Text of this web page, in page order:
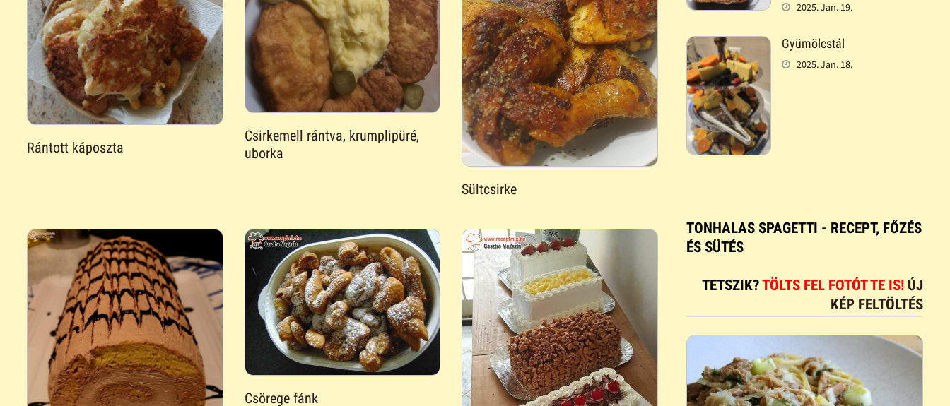
Rántott káposzta
Csirkemell rántva, krumplipüré,
uborka
Sültcsirke
Csörege fánk
2025. Jan. 19.
Gyümölcstál
2025. Jan. 18.
TONHALAS SPAGETTI - RECEPT, FŐZÉS
ÉS SÜTÉS
TETSZIK?TÖLTS FEL FOTÓT TE IS! ÚJ
KÉP FELTÖLTÉS